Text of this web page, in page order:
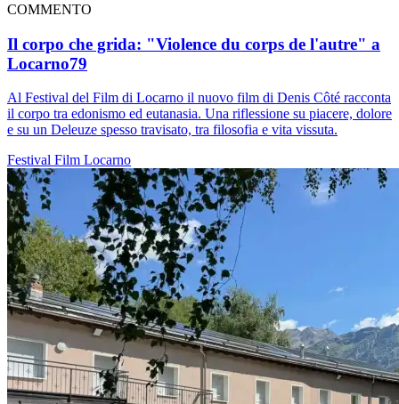
COMMENTO
Il corpo che grida: "Violence du corps de l'autre" a
Locarno79
Al Festival del Film di Locarno il nuovo film di Denis Côté racconta
il corpo tra edonismo ed eutanasia. Una riflessione su piacere, dolore
e su un Deleuze spesso travisato, tra filosofia e vita vissuta.
Festival Film Locarno